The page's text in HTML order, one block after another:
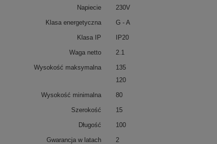
Napiecie 230V
Klasa energetyczna G - A
Klasa IP IP20
Waga netto 2.1
Wysokość maksymalna
135
120
Wysokość minimalna 80
Szerokość 15
Długość 100
Gwarancja w latach 2